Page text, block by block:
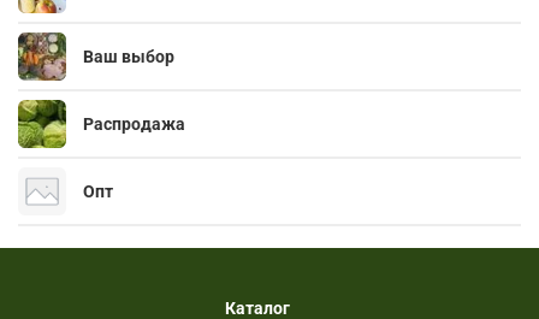
Ваш выбор
Распродажа
Опт
Каталог